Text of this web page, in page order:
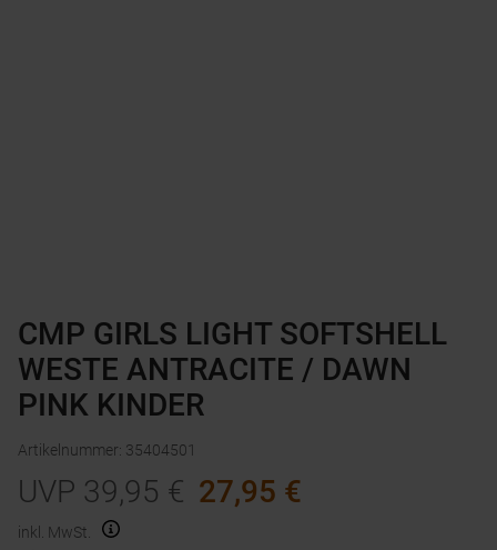
CMP GIRLS LIGHT SOFTSHELL
WESTE ANTRACITE / DAWN
PINK KINDER
Artikelnummer: 35404501
UVP 39,95 € 27,95 €
inkl. MwSt.